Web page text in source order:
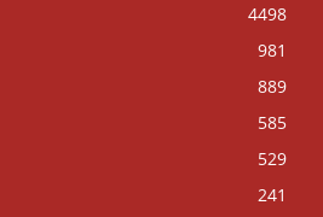
4498
981
889
585
529
241